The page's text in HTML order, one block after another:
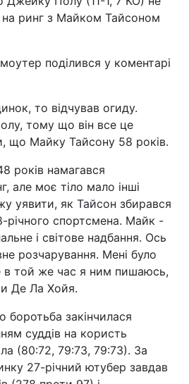
на ринг з Майком Тайсоном
поділився у коментарі
то відчував огиду.
тому що він все це
що Майку Тайсону 58 років.
років намагався
але моє тіло мало інші
уявити, як Тайсон збирався
річного спортсмена. Майк -
і світове надбання. Ось
розчарування. Мені було
в той же час я ним пишаюсь,
Де Ла Хойя.
боротьба закінчилася
суддів на користь
(80:72, 79:73, 79:73). За
27-річний ютубер завдав